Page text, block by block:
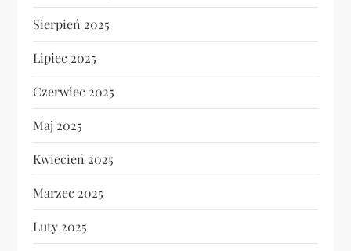
Sierpień 2025
Lipiec 2025
Czerwiec 2025
Maj 2025
Kwiecień 2025
Marzec 2025
Luty 2025